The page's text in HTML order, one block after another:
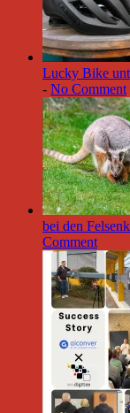
Lucky Bike
- No Comment
bei den
Comment